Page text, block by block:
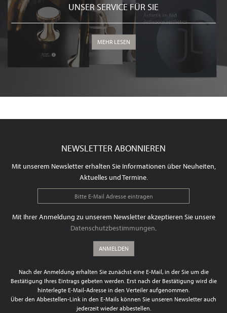
UNSER SERVICE FÜR SIE
MEHR LESEN
NEWSLETTER ABONNIEREN
Mit unserem Newsletter erhalten Sie Informationen über Neuheiten,
Aktuelles und Termine.
Mit Ihrer Anmeldung zu unserem Newsletter akzeptieren Sie unsere
Datenschutzbestimmungen.
ANMELDEN
Nach der Anmeldung erhalten Sie zunächst eine E-Mail, in der Sie um die
Bestätigung Ihres Eintrags gebeten werden. Erst nach der Bestätigung wird die
hinterlegte E-Mail-Adresse in den Verteiler aufgenommen.
Über den Abbestellen-Link in den E-Mails können Sie unseren Newsletter auch
jederzeit wieder abbestellen.